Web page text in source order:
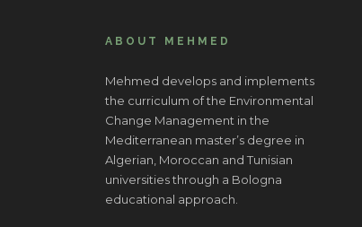
ABOUT MEHMED
Mehmed develops and implements
the curriculum of the Environmental
Change Management in the
Mediterranean master’s degree in
Algerian, Moroccan and Tunisian
universities through a Bologna
educational approach.